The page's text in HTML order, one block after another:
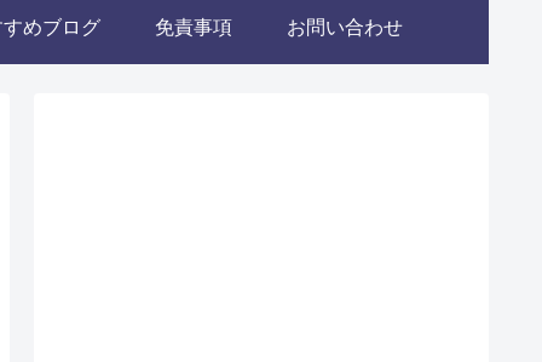
めブログ 免責事項 お問い合わせ